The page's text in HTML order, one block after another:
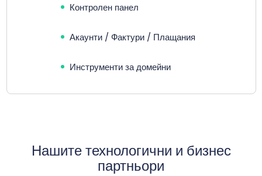
Контролен панел
Акаунти / Фактури / Плащания
Инструменти за домейни
Нашите технологични и бизнес
партньори